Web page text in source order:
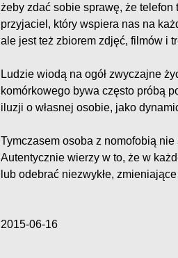
żeby zdać sobie sprawę, że
przyjaciel, który wspiera nas na
ale jest też zbiorem zdjęć, filmów i
Ludzie wiodą na ogół zwyczajne
komórkowego bywa często próbą
iluzji o własnej osobie, jako
Tymczasem osoba z nomofobią
Autentycznie wierzy w to, że w
lub odebrać niezwykłe,
2015-06-16